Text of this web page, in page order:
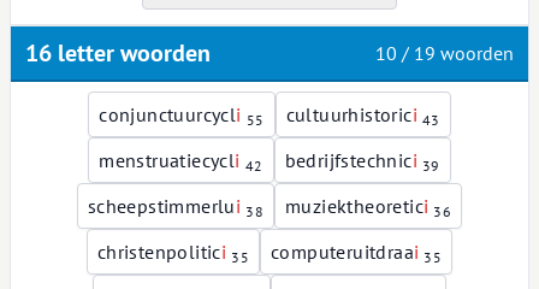
16 letter woorden 10 / 19 woorden
conjunctuurcycli 55 cultuurhistorici 43
menstruatiecycli 42 bedrijfstechnici 39
scheepstimmerlui 38 muziektheoretici 36
christenpolitici 35 computeruitdraai 35